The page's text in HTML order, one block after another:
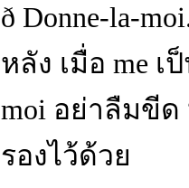
ð Donne-la-
หลัง เมื่อ me เ
moi อย่าลืมขีด
รองไว้ด้วย